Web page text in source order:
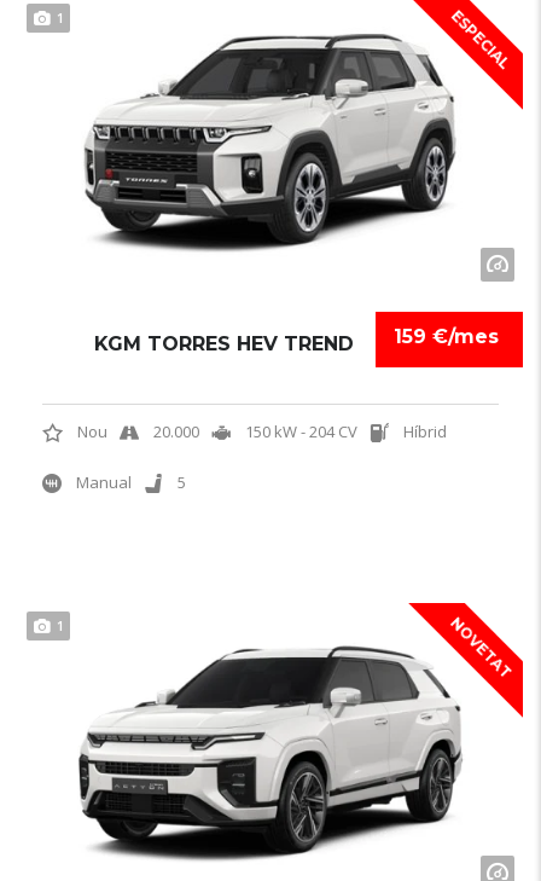
ESPECIAL
1
159 €/mes
KGM TORRES HEV TREND
Nou 20.000 150 kW - 204 CV Híbrid
Manual 5
NOVETAT
1